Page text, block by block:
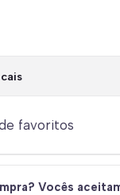
favoritos
Vocês